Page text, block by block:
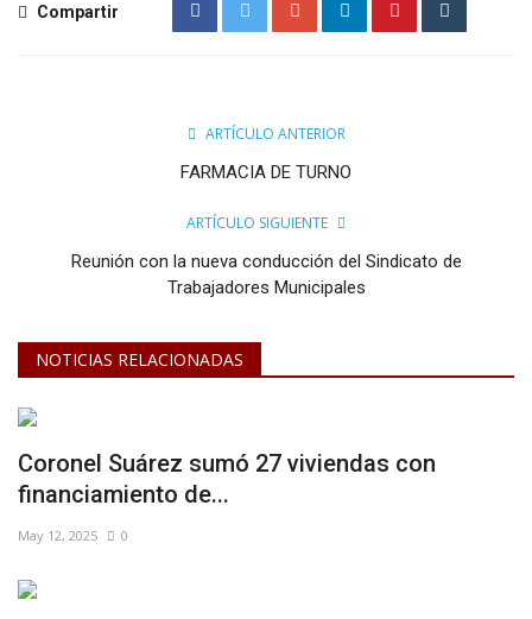
Compartir
ARTÍCULO ANTERIOR
FARMACIA DE TURNO
ARTÍCULO SIGUIENTE
Reunión con la nueva conducción del Sindicato de
Trabajadores Municipales
NOTICIAS RELACIONADAS
Coronel Suárez sumó 27 viviendas con
financiamiento de...
May 12, 2025 0